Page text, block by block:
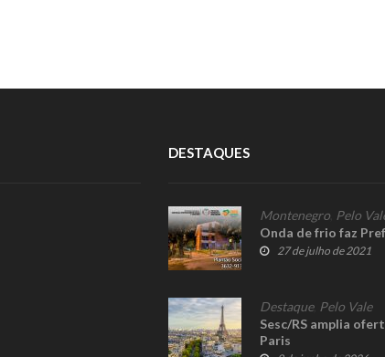
DESTAQUES
Montenegro Pelo
Onda de frio faz
27 de julho de 2021
Destaque, Pelo Vale
Sesc/RS amplia
Paris